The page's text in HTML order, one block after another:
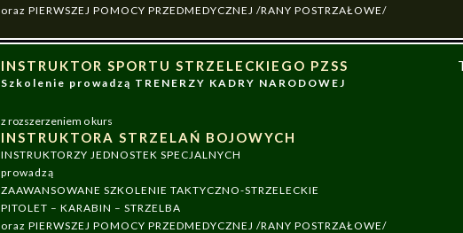
oraz PIERWSZEJ POMOCY PRZEDMEDYCZNEJ /RANY POSTRZAŁOWE/
INSTRUKTOR SPORTU STRZELECKIEGO PZSS
Szkolenie prowadzą TRENERZY KADRY NARODOWEJ
z rozszerzeniem o kurs
INSTRUKTORA STRZELAŃ BOJOWYCH
INSTRUKTORZY JEDNOSTEK SPECJALNYCH
prowadzą
ZAAWANSOWANE SZKOLENIE TAKTYCZNO-STRZELECKIE
PITOLET – KARABIN – STRZELBA
oraz PIERWSZEJ POMOCY PRZEDMEDYCZNEJ /RANY POSTRZAŁOWE/